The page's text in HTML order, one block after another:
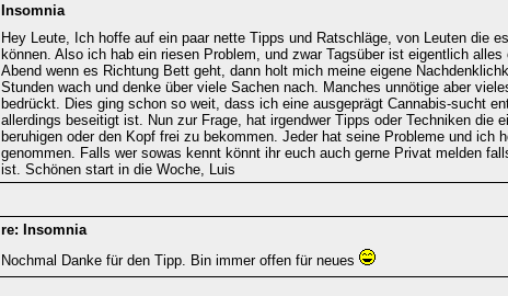
Insomnia
Hey Leute, Ich hoffe auf ein paar nette Tipps und Ratschläge, von Leuten die
können. Also ich hab ein riesen Problem, und zwar Tagsüber ist eigentlich alles
Abend wenn es Richtung Bett geht, dann holt mich meine eigene
Stunden wach und denke über viele Sachen nach. Manches unnötige aber
bedrückt. Dies ging schon so weit, dass ich eine ausgeprägt Cannabis-sucht
allerdings beseitigt ist. Nun zur Frage, hat irgendwer Tipps oder Techniken die
beruhigen oder den Kopf frei zu bekommen. Jeder hat seine Probleme und ich
genommen. Falls wer sowas kennt könnt ihr euch auch gerne Privat melden
ist. Schönen start in die Woche, Luis
re: Insomnia
Nochmal Danke für den Tipp. Bin immer offen für neues